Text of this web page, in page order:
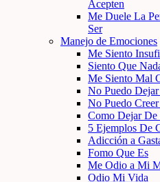
Acepten
Me Duele La
Ser
Manejo de Emociones
Me Siento
Siento Que
Me Siento Mal
No Puedo
No Puedo
Como Dejar
5 Ejemplos De
Adicción a
Fomo Que Es
Me Odio a Mi
Odio Mi Vida